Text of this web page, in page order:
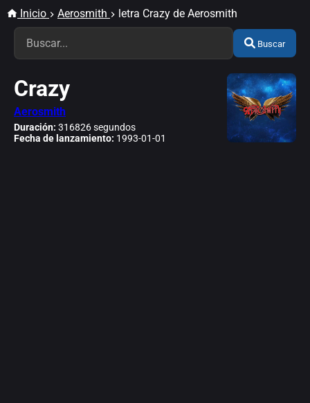
Inicio Aerosmith letra Crazy de Aerosmith
Buscar
Crazy
Aerosmith
Duración: 316826 segundos
Fecha de lanzamiento: 1993-01-01